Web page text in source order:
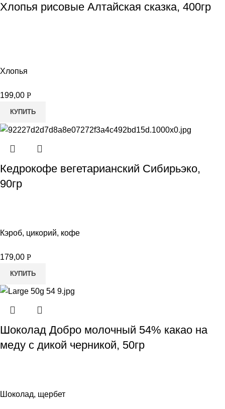
Хлопья рисовые Алтайская сказка, 400гр
Хлопья
199,00 Р
КУПИТЬ
Кедрокофе вегетарианский Сибирьэко,
90гр
Кэроб, цикорий, кофе
179,00 Р
КУПИТЬ
Шоколад Добро молочный 54% какао на
меду с дикой черникой, 50гр
Шоколад, щербет